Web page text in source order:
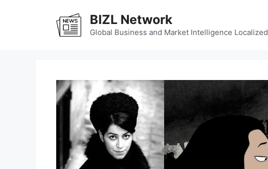
BIZL Network
Global Business and Market Intelligence Localized